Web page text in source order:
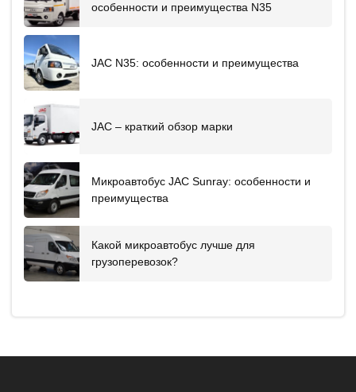
особенности и преимущества N35
JAC N35: особенности и преимущества
JAC – краткий обзор марки
Микроавтобус JAC Sunray: особенности и
преимущества
Какой микроавтобус лучше для
грузоперевозок?